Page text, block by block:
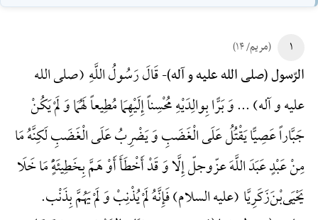
۱ (مریم/ ۱۴)
الرّسول (صلی الله علیه و آله)-قَالَ رَسُولُ اللَّهِ (صلی الله
علیه و آله) ... وَ بَرًّا بِوالِدَیْهِ مُحْسِناً إِلَیْهِمَا مُطِیعاً لَهُمَا وَ لَمْ یَکُنْ
جَبَّاراً عَصِیًّا یَقْتُلُ عَلَی الْغَضَبِ وَ یَضْرِبُ عَلَی الْغَضَبِ لَکِنَّهُ مَا
مِنْ عَبْدٍ عَبَدَ اللَّهَ عزّوجلّ إِلَّا وَ قَدْ أَخْطَأَ أَوْ هَمَّ بِخَطِیئَهًٍْ مَا خَلَا
یَحْیَی‌بْنَ‌زَکَرِیَّا (علیه السلام) فَإِنَّهُ لَمْ یُذْنِبْ وَ لَمْ یَهُمَّ بِذَنْب.